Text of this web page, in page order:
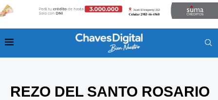
REZO DEL SANTO ROSARIO